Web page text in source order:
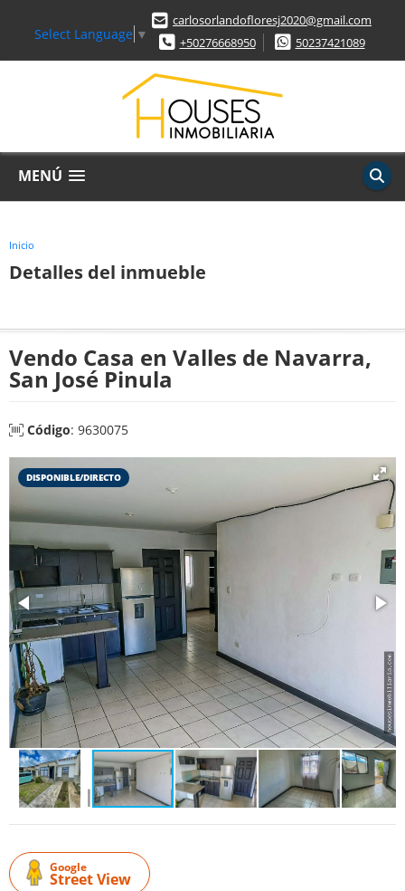
Select Language ▼
carlosorlandofloresj2020@gmail.com
+50276668950
50237421089
MENÚ
Inicio
Detalles del inmueble
Vendo Casa en Valles de Navarra,
San José Pinula
Código: 9630075
DISPONIBLE/DIRECTO
Google
Street View